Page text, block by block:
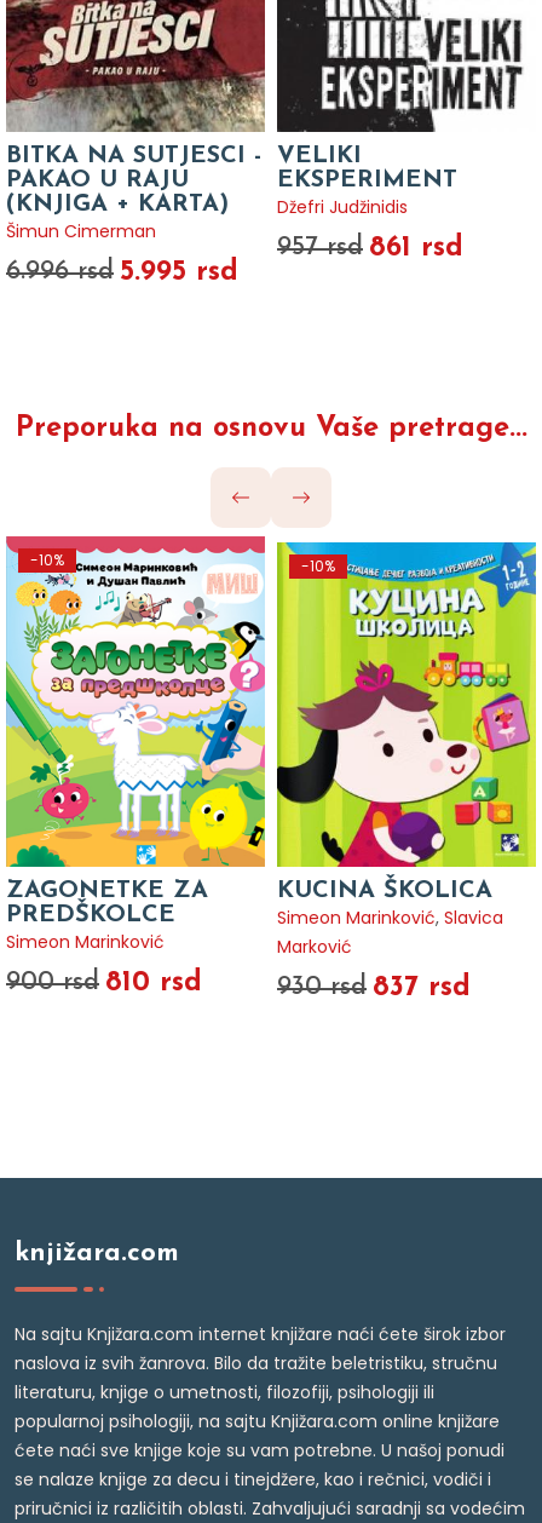
BITKA NA SUTJESCI -
PAKAO U RAJU
(KNJIGA + KARTA)
Šimun Cimerman
6.996 rsd 5.995 rsd
VELIKI
EKSPERIMENT
Džefri Judžinidis
957 rsd 861 rsd
Preporuka na osnovu Vaše pretrage...
-10%
ZAGONETKE ZA
PREDŠKOLCE
Simeon Marinković
900 rsd 810 rsd
-10%
KUCINA ŠKOLICA
Simeon Marinković, Slavica
Marković
930 rsd 837 rsd
knjižara.com
Na sajtu Knjižara.com internet knjižare naći ćete širok izbor
naslova iz svih žanrova. Bilo da tražite beletristiku, stručnu
literaturu, knjige o umetnosti, filozofiji, psihologiji ili
popularnoj psihologiji, na sajtu Knjižara.com online knjižare
ćete naći sve knjige koje su vam potrebne. U našoj ponudi
se nalaze knjige za decu i tinejdžere, kao i rečnici, vodiči i
priručnici iz različitih oblasti. Zahvaljujući saradnji sa vodećim